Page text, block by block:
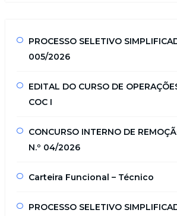
PROCESSO SELETIVO
005/2026
EDITAL DO CURSO DE
COC I
CONCURSO INTERNO DE
N.º 04/2026
Carteira Funcional – Técnico
PROCESSO SELETIVO